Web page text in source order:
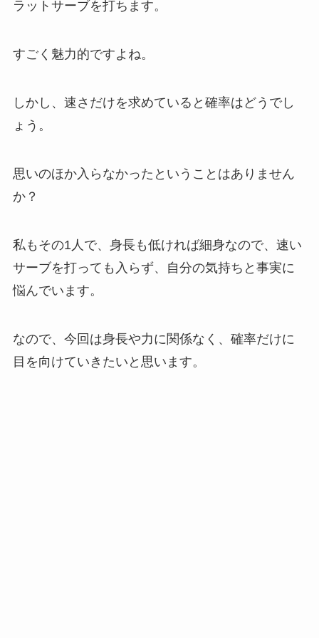
ラットサーブを打ちます。
すごく魅力的ですよね。
しかし、速さだけを求めていると確率はどうでし
ょう。
思いのほか入らなかったということはありません
か？
私もその1人で、身長も低ければ細身なので、速い
サーブを打っても入らず、自分の気持ちと事実に
悩んでいます。
なので、今回は身長や力に関係なく、確率だけに
目を向けていきたいと思います。